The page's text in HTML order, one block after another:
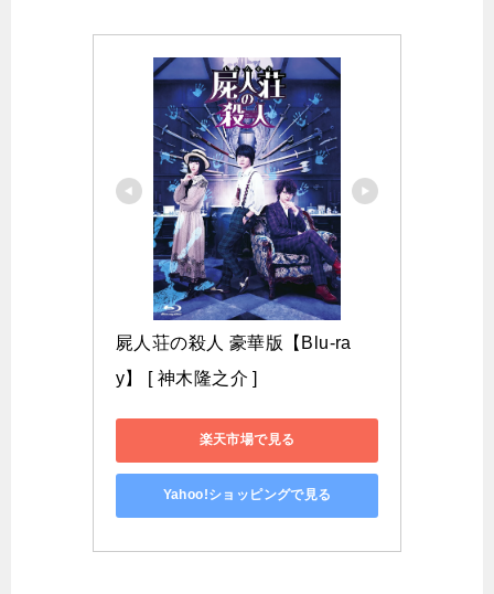
屍人荘の殺人 豪華版【Blu-ra
y】 [ 神木隆之介 ]
楽天市場で見る
Yahoo!ショッピングで見る